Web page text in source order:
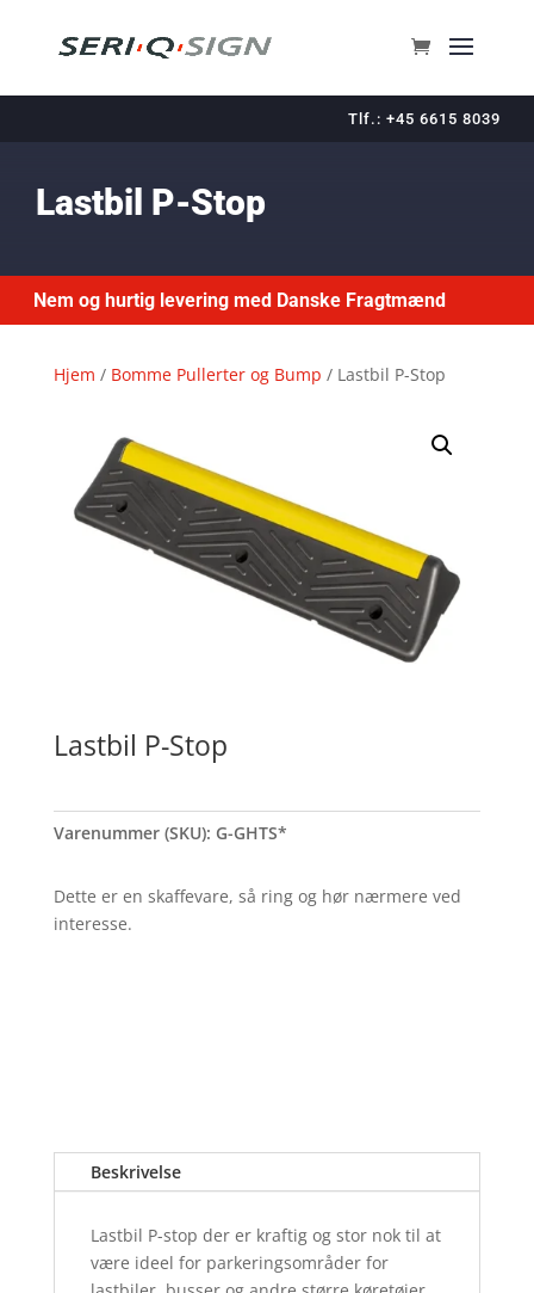
Tlf.: +45 6615 8039
Lastbil P-Stop
Nem og hurtig levering med Danske Fragtmænd
Hjem / Bomme Pullerter og Bump / Lastbil P-Stop
Lastbil P-Stop
Varenummer (SKU): G-GHTS*
Dette er en skaffevare, så ring og hør nærmere ved
interesse.
Beskrivelse
Lastbil P-stop der er kraftig og stor nok til at
være ideel for parkeringsområder for